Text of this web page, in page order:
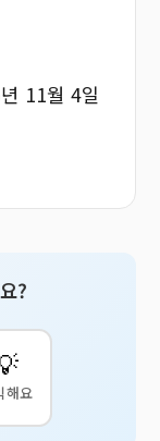
11월 4일
?
해요